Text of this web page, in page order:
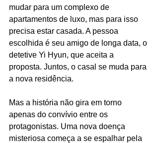
mudar para um complexo de
apartamentos de luxo, mas para isso
precisa estar casada. A pessoa
escolhida é seu amigo de longa data, o
detetive Yi Hyun, que aceita a
proposta. Juntos, o casal se muda para
a nova residência.
Mas a história não gira em torno
apenas do convívio entre os
protagonistas. Uma nova doença
misteriosa começa a se espalhar pela